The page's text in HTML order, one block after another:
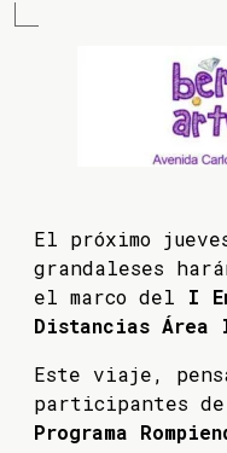
El próximo
grandaleses
el marco del I
Distancias Área
Este viaje,
participantes
Programa